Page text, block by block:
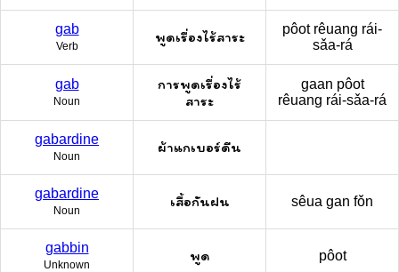
gab
Verb
พูดเรื่องไร้สาระ
pôot rêuang rái-
sǎa-rá
gab
Noun
การพูดเรื่องไร้
สาระ
gaan pôot
rêuang rái-sǎa-rá
gabardine
Noun
ผ้าแกเบอร์ดีน
gabardine
Noun
เสื้อกันฝน sêua gan fǒn
gabbin
Unknown
พูด pôot